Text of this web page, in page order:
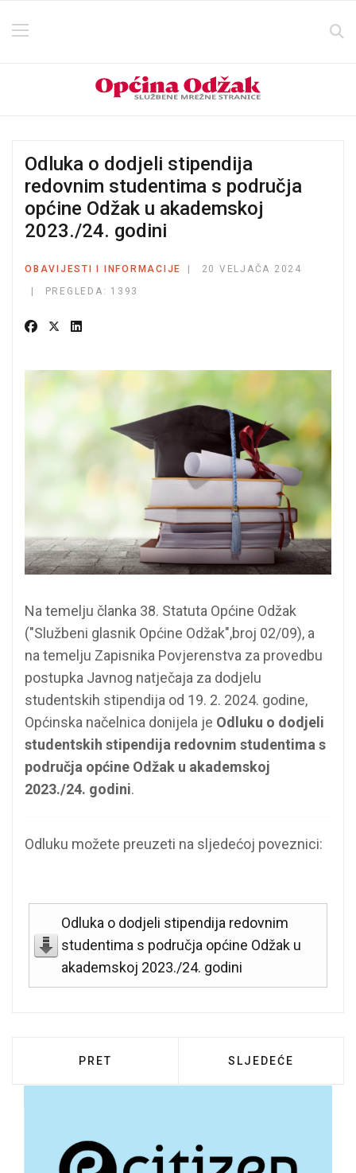
Odluka o dodjeli stipendija
redovnim studentima s područja
općine Odžak u akademskoj
2023./24. godini
OBAVIJESTI I INFORMACIJE
20 VELJAČA 2024
PREGLEDA: 1393
Na temelju članka 38. Statuta Općine Odžak
("Službeni glasnik Općine Odžak",broj 02/09), a
na temelju Zapisnika Povjerenstva za provedbu
postupka Javnog natječaja za dodjelu
studentskih stipendija od 19. 2. 2024. godine,
Općinska načelnica donijela je Odluku o dodjeli
studentskih stipendija redovnim studentima s
područja općine Odžak u akademskoj
2023./24. godini.
Odluku možete preuzeti na sljedećoj poveznici:
Odluka o dodjeli stipendija redovnim
studentima s područja općine Odžak u
akademskoj 2023./24. godini
PRETHODNI ČLANAK: OBAVIJEST O
PRET SLJEDEĆI ČLANAK:
SLJEDEĆE